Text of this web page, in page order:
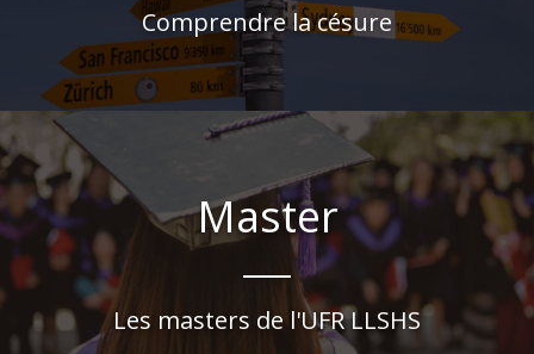
Comprendre la césure
Master
Les masters de l'UFR LLSHS